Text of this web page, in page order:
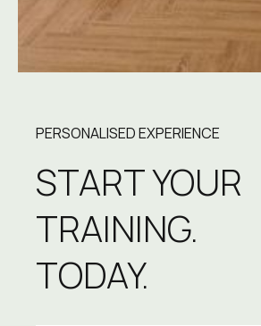
PERSONALISED EXPERIENCE
START YOUR
TRAINING.
TODAY.